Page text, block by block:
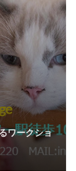
ワークショ